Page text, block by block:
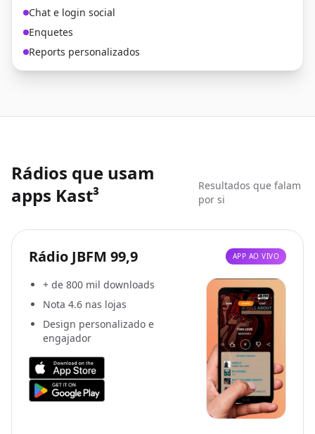
Chat e login social
Enquetes
Reports personalizados
Rádios que usam
apps Kast³
Resultados que falam
por si
Rádio JBFM 99,9 APP AO VIVO
+ de 800 mil downloads
Nota 4.6 nas lojas
Design personalizado e
engajador